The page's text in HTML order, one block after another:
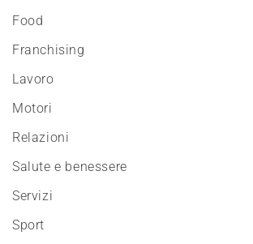
Food
Franchising
Lavoro
Motori
Relazioni
Salute e benessere
Servizi
Sport